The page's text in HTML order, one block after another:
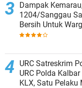
Dampak
1204/Sanggau
Bersih Untuk
URC Satreskrim
URC Polda
KLX, Satu Pelaku